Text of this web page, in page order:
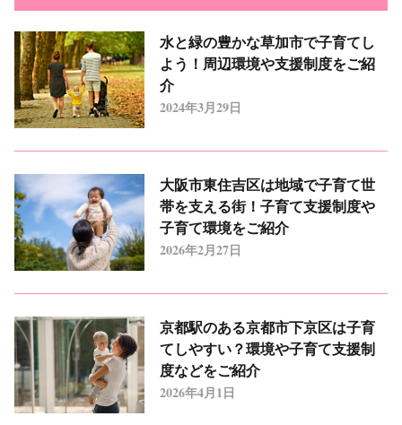
水と緑の豊かな草加市で子育てし
よう！周辺環境や支援制度をご紹
介
2024年3月29日
大阪市東住吉区は地域で子育て世
帯を支える街！子育て支援制度や
子育て環境をご紹介
2026年2月27日
京都駅のある京都市下京区は子育
てしやすい？環境や子育て支援制
度などをご紹介
2026年4月1日